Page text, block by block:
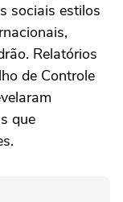
sociais estilos
Relatórios
de Controle
que